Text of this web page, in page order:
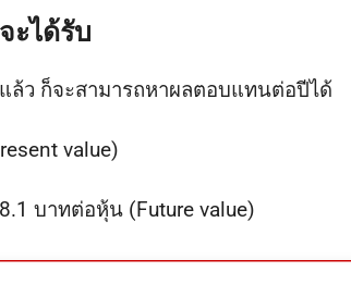
ะได้รับ
ล้ว ก็จะสามารถหาผลตอบแทนต่อปีได้
value)
บาทต่อหุ้น (Future value)